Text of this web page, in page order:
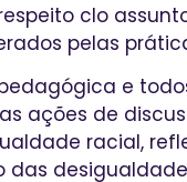
clo
pelas
e
ações de
racial,